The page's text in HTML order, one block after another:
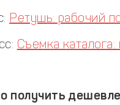
Ретушь: рабочий
Съемка
получить